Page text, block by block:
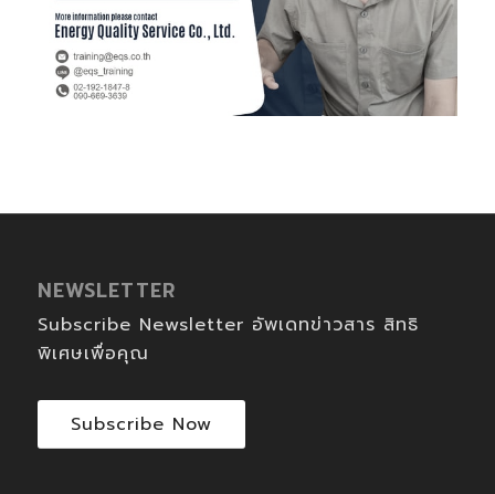
NEWSLETTER
Subscribe Newsletter อัพเดทข่าวสาร สิทธิ
พิเศษเพื่อคุณ
Subscribe Now